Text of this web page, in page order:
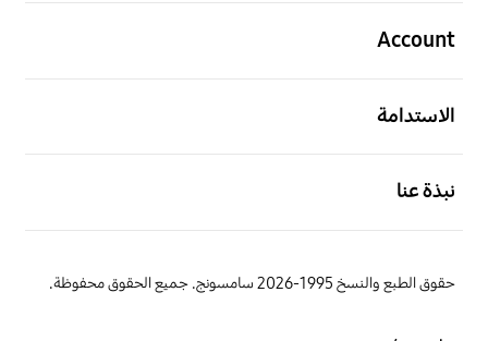
Account
الاستدامة
نبذة عنا
حقوق الطبع والنسخ 1995-2026 سامسونج. جميع الحقوق محفوظة.